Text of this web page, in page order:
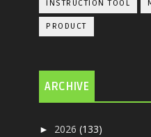
INSTRUCTION TOOL
PRODUCT
ARCHIVE
► 2026(133)